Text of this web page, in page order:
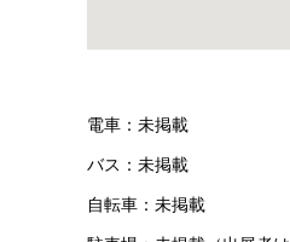
電車：未掲載
バス：未掲載
自転車：未掲載